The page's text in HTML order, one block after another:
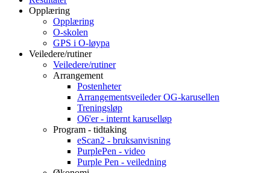
Opplæring
Opplæring
O-skolen
GPS i O-løypa
Veiledere/rutiner
Veiledere/rutiner
Arrangement
Postenheter
Arrangementsveileder OG-karusellen
Treningsløp
O6'er - internt karuselløp
Program - tidtaking
eScan2 - bruksanvisning
PurplePen - video
Purple Pen - veiledning